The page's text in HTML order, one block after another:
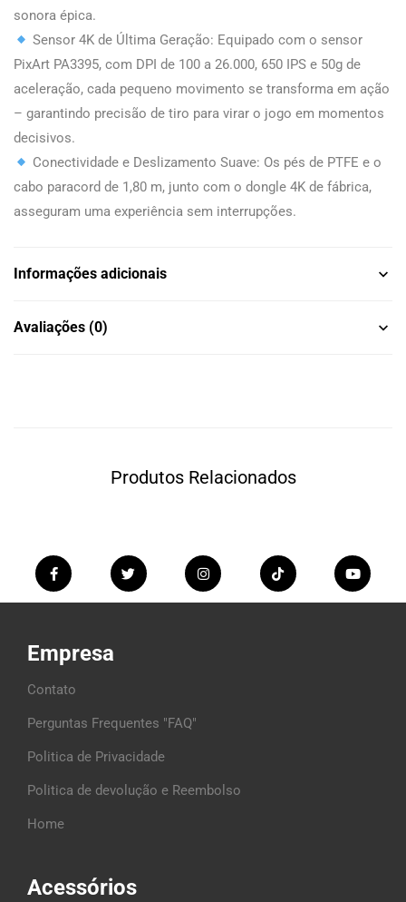
sonora épica.
Sensor 4K de Última Geração: Equipado com o sensor
PixArt PA3395, com DPI de 100 a 26.000, 650 IPS e 50g de
aceleração, cada pequeno movimento se transforma em ação
– garantindo precisão de tiro para virar o jogo em momentos
decisivos.
Conectividade e Deslizamento Suave: Os pés de PTFE e o
cabo paracord de 1,80 m, junto com o dongle 4K de fábrica,
asseguram uma experiência sem interrupções.
Informações adicionais
Avaliações (0)
Produtos Relacionados
Acessórios
Empresa
Contato
Perguntas Frequentes "FAQ"
Politica de Privacidade
Politica de devolução e Reembolso
Home